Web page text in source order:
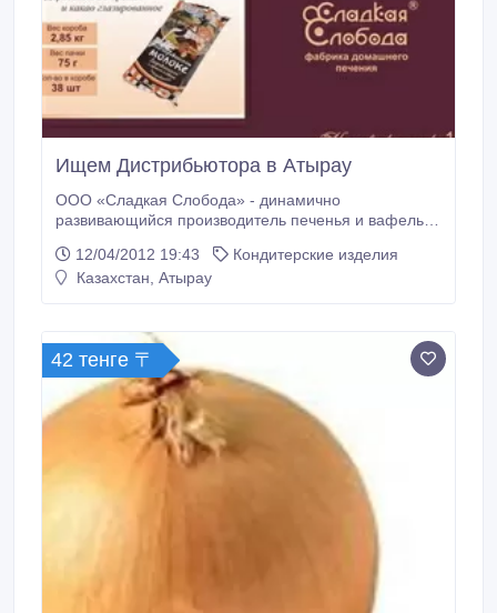
Ищем Дистрибьютора в Атырау
ООО «Сладкая Слобода» - динамично
развивающийся производитель печенья и вафель
проявленное внимание к продукции под ТМ
«Сладкая Слобода». ООО «Сладкая Слобода»
комбинированное и с начинками, вафли
(фасованные и весовые).
12/04/2012 19:43
Кондитерские изделия
Казахстан, Атырау
42 тенге 〒